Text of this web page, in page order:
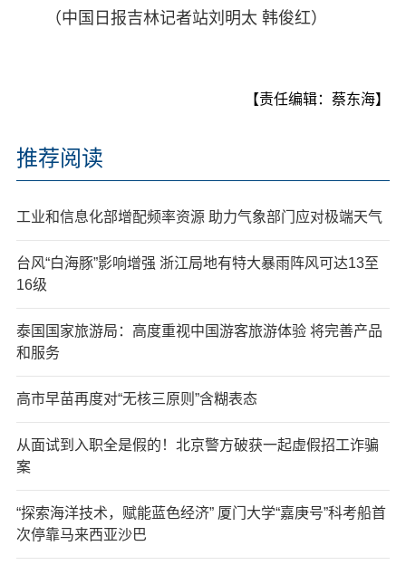
（中国日报吉林记者站刘明太 韩俊红）
【责任编辑：蔡东海】
推荐阅读
工业和信息化部增配频率资源 助力气象部门应对极端天气
台风“白海豚”影响增强 浙江局地有特大暴雨阵风可达13至
16级
泰国国家旅游局：高度重视中国游客旅游体验 将完善产品
和服务
高市早苗再度对“无核三原则”含糊表态
从面试到入职全是假的！北京警方破获一起虚假招工诈骗
案
“探索海洋技术，赋能蓝色经济” 厦门大学“嘉庚号”科考船首
次停靠马来西亚沙巴